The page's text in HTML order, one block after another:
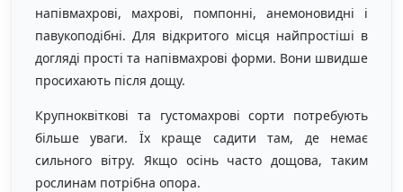
напівмахрові, махрові, помпонні, анемоновидні і
павукоподібні. Для відкритого місця найпростіші в
догляді прості та напівмахрові форми. Вони швидше
просихають після дощу.
Крупноквіткові та густомахрові сорти потребують
більше уваги. Їх краще садити там, де немає
сильного вітру. Якщо осінь часто дощова, таким
рослинам потрібна опора.